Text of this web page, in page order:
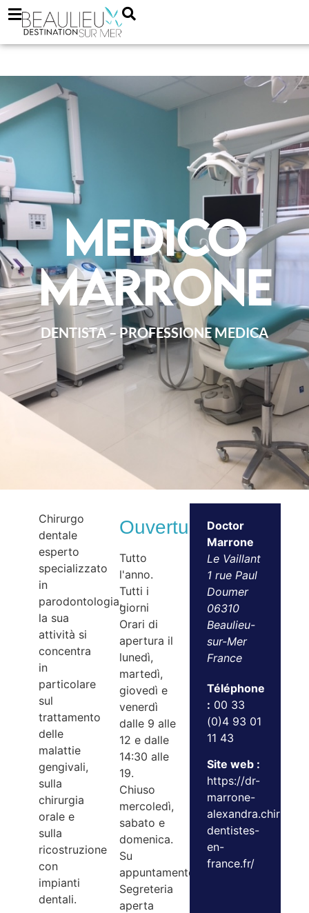
Medico
Marrone
DENTISTA – PROFESSIONE MEDICA
Chirurgo
dentale
esperto
specializzato
in
parodontologia,
la sua
attività si
concentra
in
particolare
sul
trattamento
delle
malattie
gengivali,
sulla
chirurgia
orale e
sulla
ricostruzione
con
impianti
dentali.
Ouvertures
Tutto
l'anno.
Tutti i
giorni
Orari di
apertura il
lunedì,
martedì,
giovedì e
venerdì
dalle 9 alle
12 e dalle
14:30 alle
19.
Chiuso
mercoledì,
sabato e
domenica.
Su
appuntamento.
Segreteria
aperta
Doctor
Marrone
Le Vaillant
1 rue Paul
Doumer
06310
Beaulieu-
sur-Mer
France
Téléphone
: 00 33
(0)4 93 01
11 43
Site web :
https://dr-
marrone-
dentistes-
en-
france.fr/